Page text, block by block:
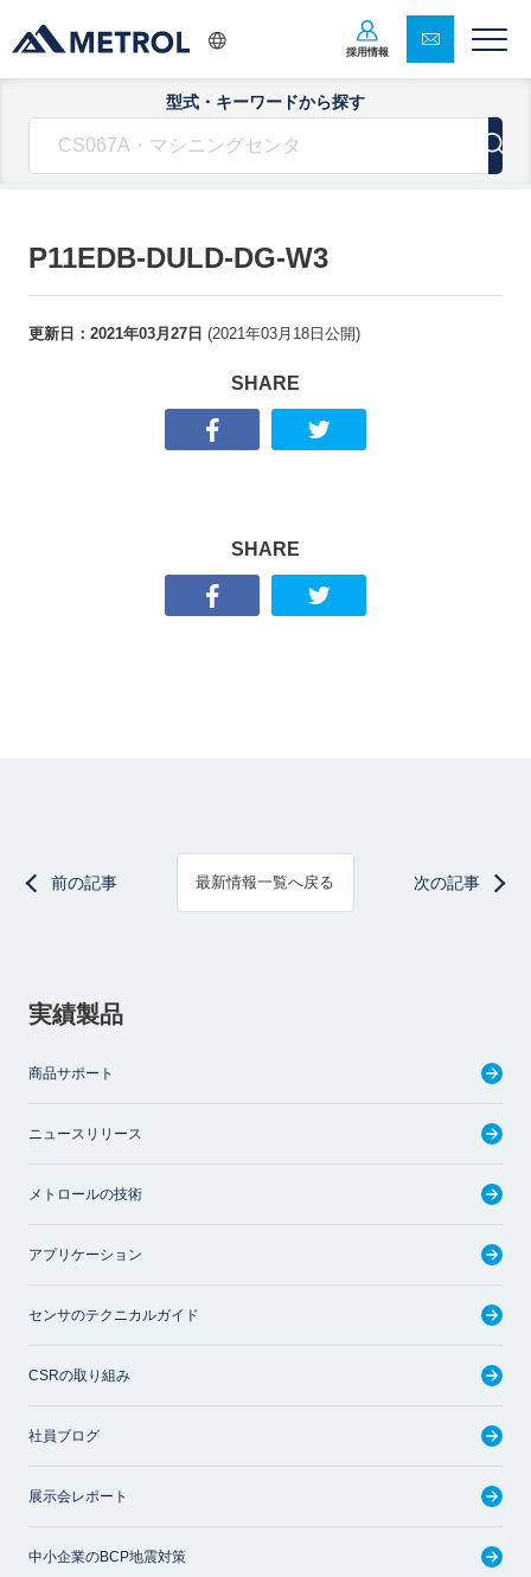
採用情報
型式・キーワードから探す
P11EDB-DULD-DG-W3
更新日： 2021年03月27日 (2021年03月18日 公開)
SHARE
SHARE
前の記事 最新情報一覧へ戻る 次の記事
実績製品
商品サポート
ニュースリリース
メトロールの技術
アプリケーション
センサのテクニカルガイド
CSRの取り組み
社員ブログ
展示会レポート
中小企業のBCP地震対策